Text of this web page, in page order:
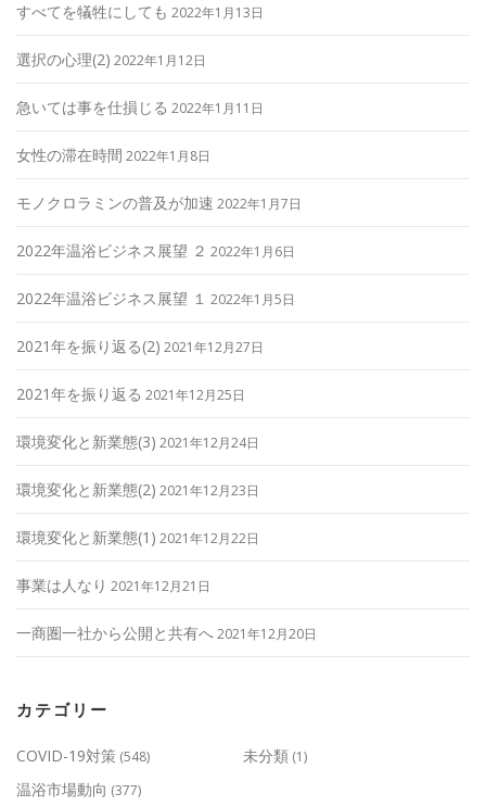
すべてを犠牲にしても 2022年1月13日
選択の心理(2) 2022年1月12日
急いては事を仕損じる 2022年1月11日
女性の滞在時間 2022年1月8日
モノクロラミンの普及が加速 2022年1月7日
2022年温浴ビジネス展望 ２ 2022年1月6日
2022年温浴ビジネス展望 １ 2022年1月5日
2021年を振り返る(2) 2021年12月27日
2021年を振り返る 2021年12月25日
環境変化と新業態(3) 2021年12月24日
環境変化と新業態(2) 2021年12月23日
環境変化と新業態(1) 2021年12月22日
事業は人なり 2021年12月21日
一商圏一社から公開と共有へ2021年12月20日
カテゴリー
COVID-19対策 (548) 未分類 (1)
温浴市場動向 (377)